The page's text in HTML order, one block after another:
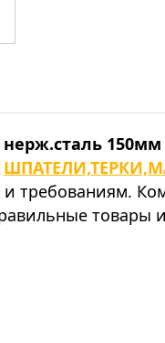
требованиям.
товары